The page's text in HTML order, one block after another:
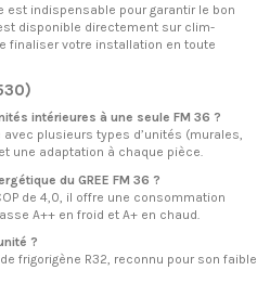
est indispensable pour garantir le bon
disponible directement sur clim-
finaliser votre installation en toute
intérieures à une seule FM 36 ?
avec plusieurs types d’unités (murales,
une adaptation à chaque pièce.
du GREE FM 36 ?
de 4,0, il offre une consommation
A++ en froid et A+ en chaud.
?
frigorigène R32, reconnu pour son faible